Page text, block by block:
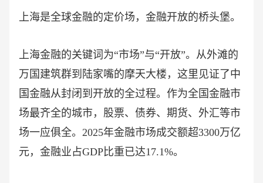
上海是全球金融的定价场，金融开放的桥头堡。
上海金融的关键词为“市场”与“开放”。从外滩的
万国建筑群到陆家嘴的摩天大楼，这里见证了中
国金融从封闭到开放的全过程。作为全国金融市
场最齐全的城市，股票、债券、期货、外汇等市
场一应俱全。2025年金融市场成交额超3300万亿
元，金融业占GDP比重已达17.1%。